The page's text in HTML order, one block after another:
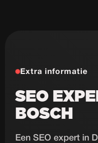
Extra informatie
SEO
BOSCH
Een SEO expert in